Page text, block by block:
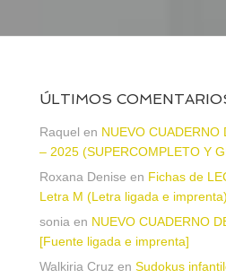
ÚLTIMOS
Raquel en NUEVO CUADERNO
– 2025 (SUPERCOMPLETO Y
Roxana Denise en Fichas de
Letra M (Letra ligada e imprenta)
sonia en NUEVO CUADERNO
[Fuente ligada e imprenta]
Walkiria Cruz en Sudokus